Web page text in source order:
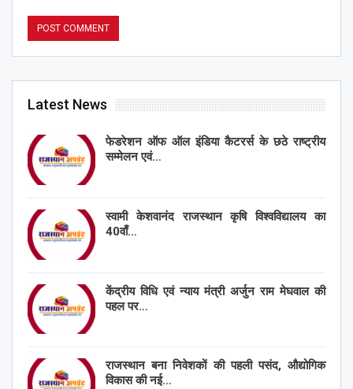
Latest News
फेडरेशन ऑफ ऑल इंडिया कैटरर्स के छठे राष्ट्रीय
सम्मेलन एवं…
स्वामी केशवानंद राजस्थान कृषि विश्वविद्यालय का
40वाँ…
केंद्रीय विधि एवं न्याय मंत्री अर्जुन राम मेघवाल की
पहल पर…
राजस्थान बना निवेशकों की पहली पसंद, औद्योगिक
विकास की नई…